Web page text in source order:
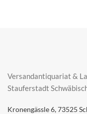
Versandantiquariat &
Stauferstadt
Kronengässle 6, 73525